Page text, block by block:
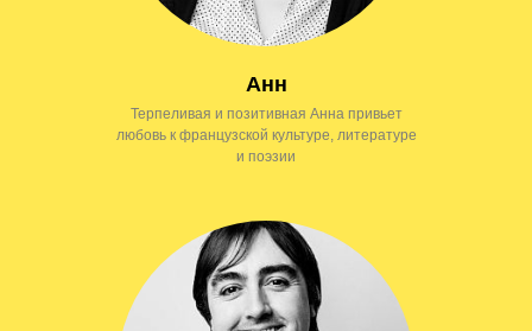
Анн
Терпеливая и позитивная Анна привьет
любовь к французской культуре, литературе
и поэзии